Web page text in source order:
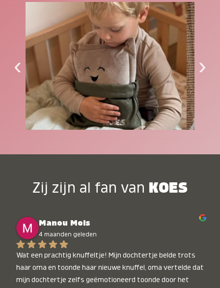
‹ ›
Zij zijn al fan van KOES
Manou Mols
4 maanden geleden
Wat een prachtig knuffeltje! Mijn dochtertje belde trots
haar oma en toonde haar nieuwe knuffel, oma vertelde dat
mijn dochtertje zelfs geëmotioneerd toonde door het